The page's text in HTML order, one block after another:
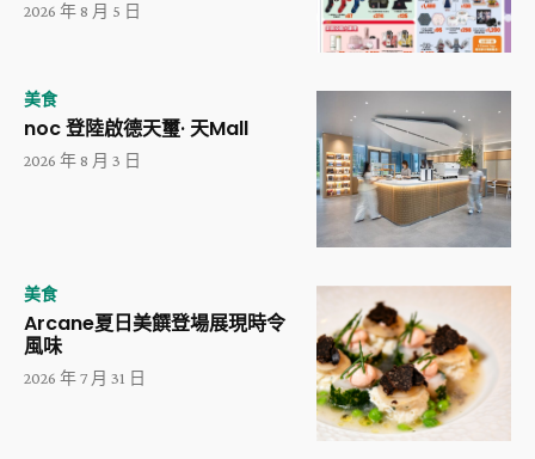
2026 年 8 月 5 日
美食
noc 登陸啟德天璽· 天Mall
2026 年 8 月 3 日
美食
Arcane夏日美饌登場展現時令
風味
2026 年 7 月 31 日